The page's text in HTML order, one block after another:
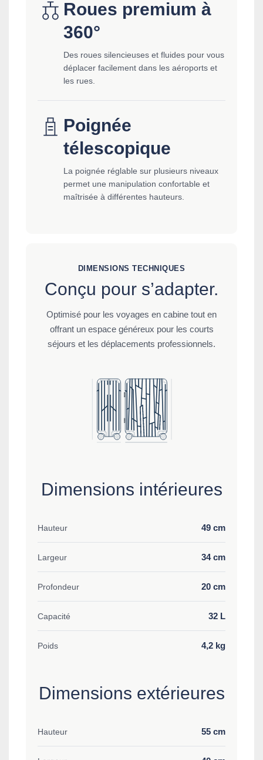
Roues premium à
360°
Des roues silencieuses et fluides pour vous
déplacer facilement dans les aéroports et
les rues.
Poignée
télescopique
La poignée réglable sur plusieurs niveaux
permet une manipulation confortable et
maîtrisée à différentes hauteurs.
DIMENSIONS TECHNIQUES
Conçu pour s’adapter.
Optimisé pour les voyages en cabine tout en
offrant un espace généreux pour les courts
séjours et les déplacements professionnels.
Dimensions intérieures
Hauteur 49 cm
Largeur 34 cm
Profondeur 20 cm
Capacité 32 L
Poids 4,2 kg
Dimensions extérieures
Hauteur 55 cm